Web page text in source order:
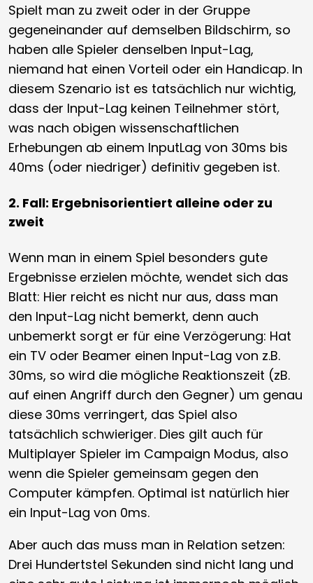
Spielt man zu zweit oder in der Gruppe
gegeneinander auf demselben Bildschirm, so
haben alle Spieler denselben Input-Lag,
niemand hat einen Vorteil oder ein Handicap. In
diesem Szenario ist es tatsächlich nur wichtig,
dass der Input-Lag keinen Teilnehmer stört,
was nach obigen wissenschaftlichen
Erhebungen ab einem InputLag von 30ms bis
40ms (oder niedriger) definitiv gegeben ist.
2. Fall: Ergebnisorientiert alleine oder zu
zweit
Wenn man in einem Spiel besonders gute
Ergebnisse erzielen möchte, wendet sich das
Blatt: Hier reicht es nicht nur aus, dass man
den Input-Lag nicht bemerkt, denn auch
unbemerkt sorgt er für eine Verzögerung: Hat
ein TV oder Beamer einen Input-Lag von z.B.
30ms, so wird die mögliche Reaktionszeit (zB.
auf einen Angriff durch den Gegner) um genau
diese 30ms verringert, das Spiel also
tatsächlich schwieriger. Dies gilt auch für
Multiplayer Spieler im Campaign Modus, also
wenn die Spieler gemeinsam gegen den
Computer kämpfen. Optimal ist natürlich hier
ein Input-Lag von 0ms.
Aber auch das muss man in Relation setzen:
Drei Hundertstel Sekunden sind nicht lang und